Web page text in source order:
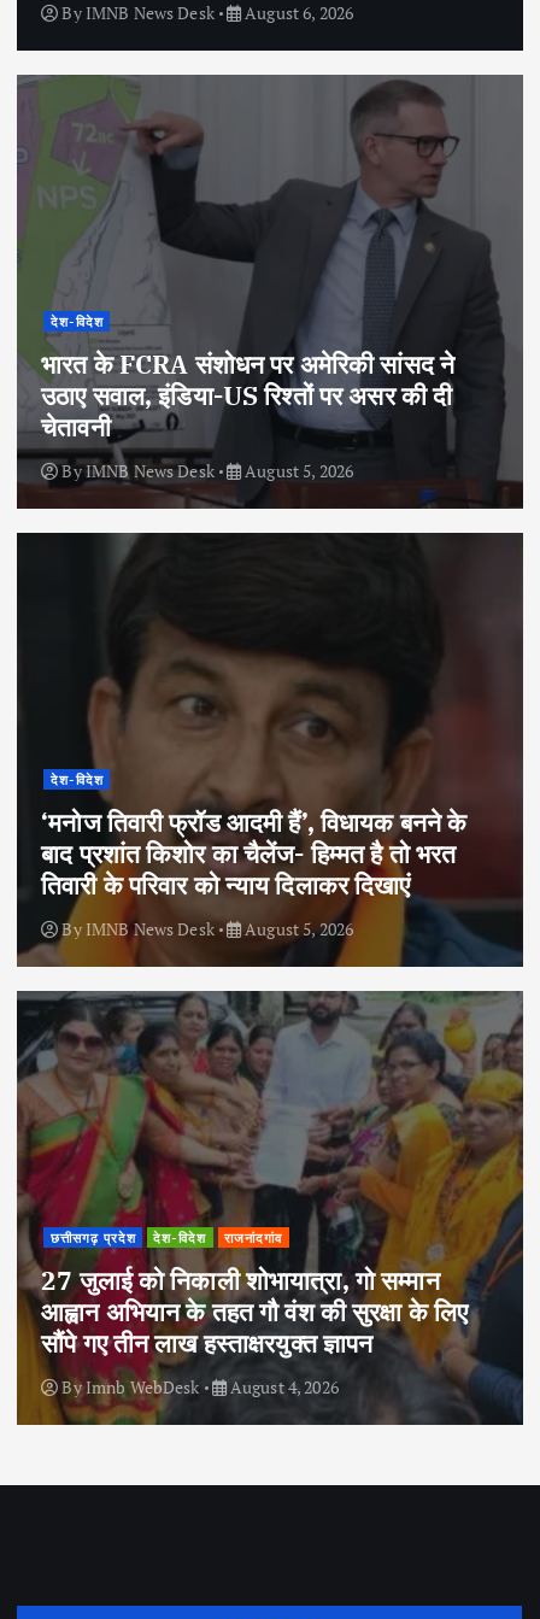
By IMNB News Desk August 6, 2026
देश-विदेश
भारत के FCRA संशोधन पर अमेरिकी सांसद ने
उठाए सवाल, इंडिया-US रिश्तों पर असर की दी
चेतावनी
ByIMNB News Desk August 5, 2026
देश-विदेश
‘मनोज तिवारी फ्रॉड आदमी हैं’, विधायक बनने के
बाद प्रशांत किशोर का चैलेंज- हिम्मत है तो भरत
तिवारी के परिवार को न्याय दिलाकर दिखाएं
By IMNB News Desk August 5, 2026
छत्तीसगढ़ प्रदेश देश-विदेश राजनांदगांव
27 जुलाई को निकाली शोभायात्रा, गो सम्मान
आह्वान अभियान के तहत गौ वंश की सुरक्षा के लिए
सौंपे गए तीन लाख हस्ताक्षरयुक्त ज्ञापन
ByImnb WebDesk August 4, 2026